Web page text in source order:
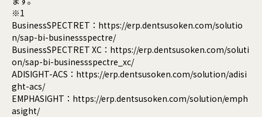
※1
BusinessSPECTRET：https://erp.dentsusoken.com/solutio
n/sap-bi-businessspectre/
BusinessSPECTRET XC：https://erp.dentsusoken.com/soluti
on/sap-bi-businessspectre_xc/
ADISIGHT-ACS：https://erp.dentsusoken.com/solution/adisi
ght-acs/
EMPHASIGHT：https://erp.dentsusoken.com/solution/emph
asight/